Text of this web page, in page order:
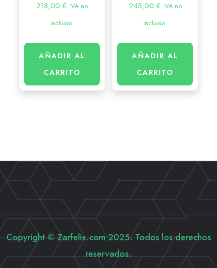
218,00 € IVA no
incluido.
AÑADIR AL
CARRITO
245,00 € IVA no
incluido.
AÑADIR AL
CARRITO
Copyright © Zarfelix.com 2025. Todos los derechos
reservados.